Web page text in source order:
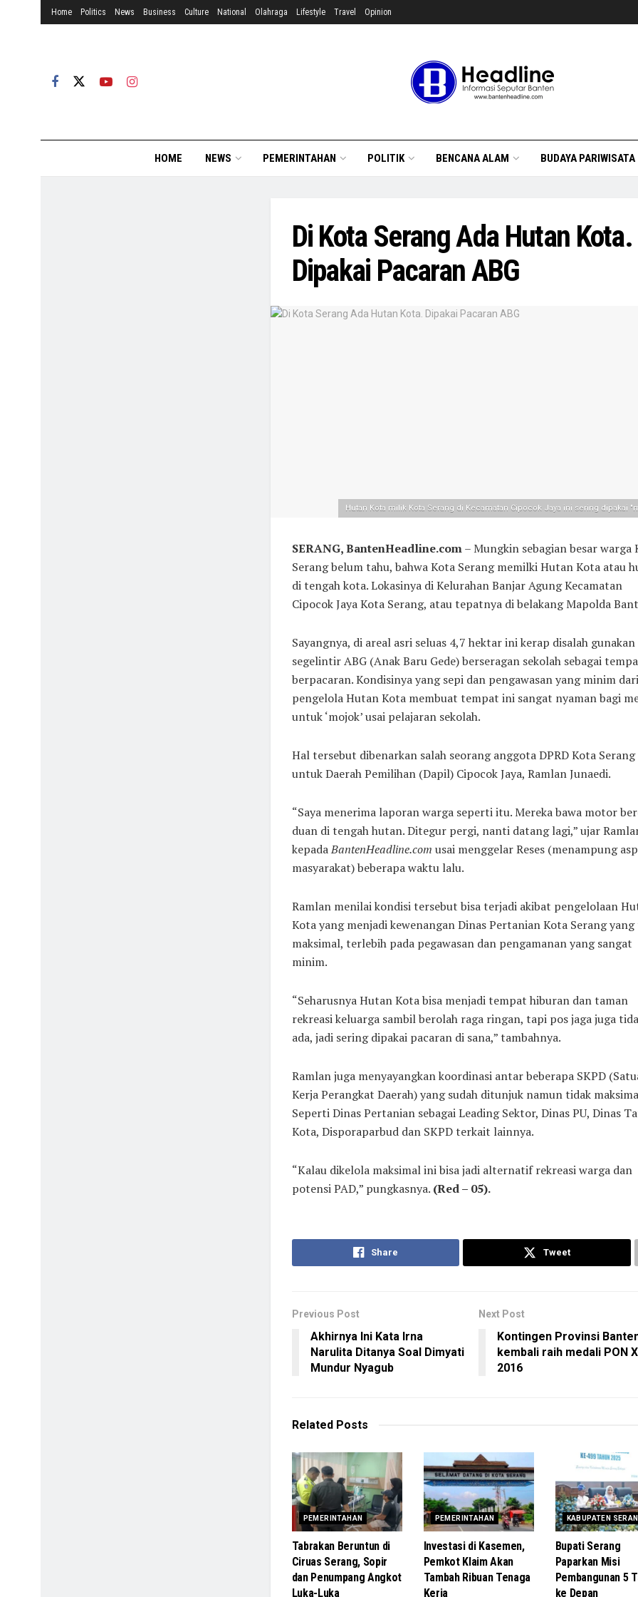
Home Politics News Business Culture National Olahraga Lifestyle Travel Opinion
HOME NEWS PEMERINTAHAN POLITIK BENCANA ALAM BUDAYA PARIWISATA
Di Kota Serang Ada Hutan Kota.
Dipakai Pacaran ABG
Hutan Kota milik Kota Serang di Kecamatan Cipocok Jaya ini sering dipakai
SERANG, BantenHeadline.com– Mungkin sebagian besar warga
Serang belum tahu, bahwa Kota Serang memilki Hutan Kota atau
di tengah kota. Lokasinya di Kelurahan Banjar Agung Kecamatan
Cipocok Jaya Kota Serang, atau tepatnya di belakang Mapolda
Sayangnya, di areal asri seluas 4,7 hektar ini kerap disalah gunakan
segelintir ABG (Anak Baru Gede) berseragan sekolah sebagai
berpacaran. Kondisinya yang sepi dan pengawasan yang minim dari
pengelola Hutan Kota membuat tempat ini sangat nyaman bagi
untuk ‘mojok’ usai pelajaran sekolah.
Hal tersebut dibenarkan salah seorang anggota DPRD Kota Serang
untuk Daerah Pemilihan (Dapil) Cipocok Jaya, Ramlan Junaedi.
“Saya menerima laporan warga seperti itu. Mereka bawa motor
duan di tengah hutan. Ditegur pergi, nanti datang lagi,” ujar
kepadaBantenHeadline.com usai menggelar Reses (menampung
masyarakat) beberapa waktu lalu.
Ramlan menilai kondisi tersebut bisa terjadi akibat pengelolaan
Kota yang menjadi kewenangan Dinas Pertanian Kota Serang
maksimal, terlebih pada pegawasan dan pengamanan yang sangat
minim.
“Seharusnya Hutan Kota bisa menjadi tempat hiburan dan taman
rekreasi keluarga sambil berolah raga ringan, tapi pos jaga juga
ada, jadi sering dipakai pacaran di sana,” tambahnya.
Ramlan juga menyayangkan koordinasi antar beberapa SKPD
Kerja Perangkat Daerah) yang sudah ditunjuk namun tidak
Seperti Dinas Pertanian sebagai Leading Sektor, Dinas PU, Dinas
Kota, Disporaparbud dan SKPD terkait lainnya.
“Kalau dikelola maksimal ini bisa jadi alternatif rekreasi warga dan
potensi PAD,” pungkasnya. (Red – 05).
Share Tweet
Previous Post
Akhirnya Ini Kata Irna
Narulita Ditanya Soal Dimyati
Mundur Nyagub
Next Post
Kontingen Provinsi
kembali raih medali PON
2016
RelatedPosts
PEMERINTAHAN
Tabrakan Beruntun di
Ciruas Serang, Sopir
dan Penumpang Angkot
Luka-Luka
PEMERINTAHAN
Investasi di Kasemen,
Pemkot Klaim Akan
Tambah Ribuan Tenaga
Kerja
KABUPATEN
Bupati Serang
Paparkan Misi
Pembangunan 5
ke Depan